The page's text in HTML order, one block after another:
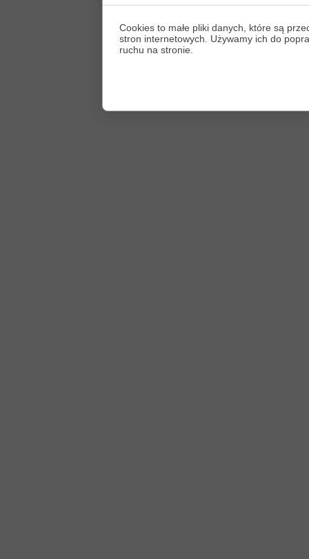
Cookies to małe pliki danych, które są
stron internetowych. Używamy ich do
ruchu na stronie.